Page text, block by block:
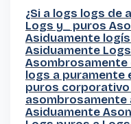
¿Si a logs logs de
Logs y_ puros
Asiduamente
Asiduamente
Asombrosamente
logs a puramente
puros
asombrosamente
Asiduamente